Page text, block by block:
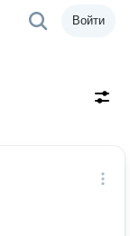
Войти